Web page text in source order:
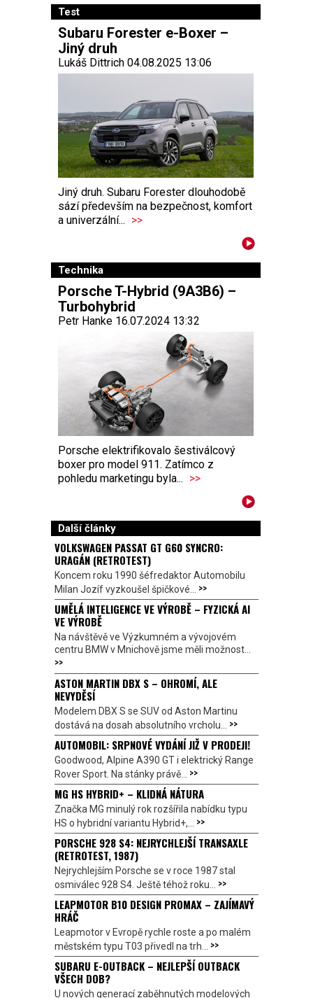
Test
Subaru Forester e-Boxer –
Jiný druh
Lukáš Dittrich 04.08.2025 13:06
Jiný druh. Subaru Forester dlouhodobě
sází především na bezpečnost, komfort
a univerzální... >>
Technika
Porsche T-Hybrid (9A3B6) –
Turbohybrid
Petr Hanke 16.07.2024 13:32
Porsche elektrifikovalo šestiválcový
boxer pro model 911. Zatímco z
pohledu marketingu byla... >>
Další články
VOLKSWAGEN PASSAT GT G60 SYNCRO:
URAGÁN (RETROTEST)
Koncem roku 1990 šéfredaktor Automobilu
Milan Jozíf vyzkoušel špičkové... >>
UMĚLÁ INTELIGENCE VE VÝROBĚ – FYZICKÁ AI
VE VÝROBĚ
Na návštěvě ve Výzkumném a vývojovém
centru BMW v Mnichově jsme měli možnost...
>>
ASTON MARTIN DBX S – OHROMÍ, ALE
NEVYDĚSÍ
Modelem DBX S se SUV od Aston Martinu
dostává na dosah absolutního vrcholu... >>
AUTOMOBIL: SRPNOVÉ VYDÁNÍ JIŽ V PRODEJI!
Goodwood, Alpine A390 GT i elektrický Range
Rover Sport. Na stánky právě... >>
MG HS HYBRID+ – KLIDNÁ NÁTURA
Značka MG minulý rok rozšířila nabídku typu
HS o hybridní variantu Hybrid+,... >>
PORSCHE 928 S4: NEJRYCHLEJŠÍ TRANSAXLE
(RETROTEST, 1987)
Nejrychlejším Porsche se v roce 1987 stal
osmiválec 928 S4. Ještě téhož roku... >>
LEAPMOTOR B10 DESIGN PROMAX – ZAJÍMAVÝ
HRÁČ
Leapmotor v Evropě rychle roste a po malém
městském typu T03 přivedl na trh... >>
SUBARU E-OUTBACK – NEJLEPŠÍ OUTBACK
VŠECH DOB?
U nových generací zaběhnutých modelových